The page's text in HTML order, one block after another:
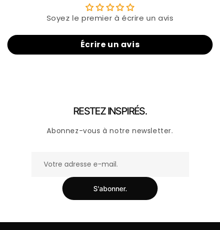
Soyez le premier à écrire un avis
Écrire un avis
RESTEZ INSPIRÉS.
Abonnez-vous à notre newsletter.
S'abonner.